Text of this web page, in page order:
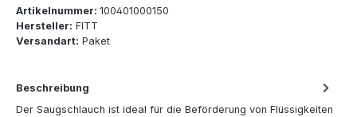
Artikelnummer: 100401000150
Hersteller: FITT
Versandart: Paket
Beschreibung
Der Saugschlauch ist ideal für die Beförderung von Flüssigkeiten